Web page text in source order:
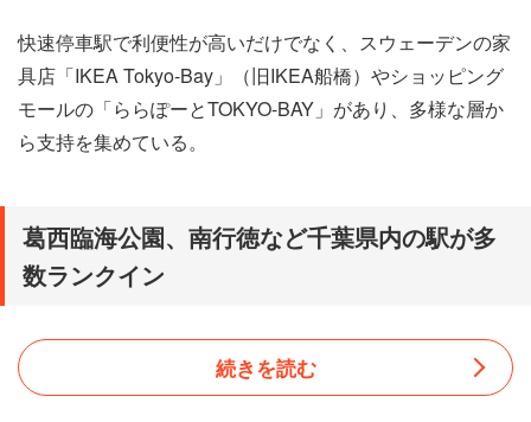
快速停車駅で利便性が高いだけでなく、スウェーデンの家
具店「IKEA Tokyo-Bay」（旧IKEA船橋）やショッピング
モールの「ららぽーとTOKYO-BAY」があり、多様な層か
ら支持を集めている。
葛西臨海公園、南行徳など千葉県内の駅が多
数ランクイン
続きを読む